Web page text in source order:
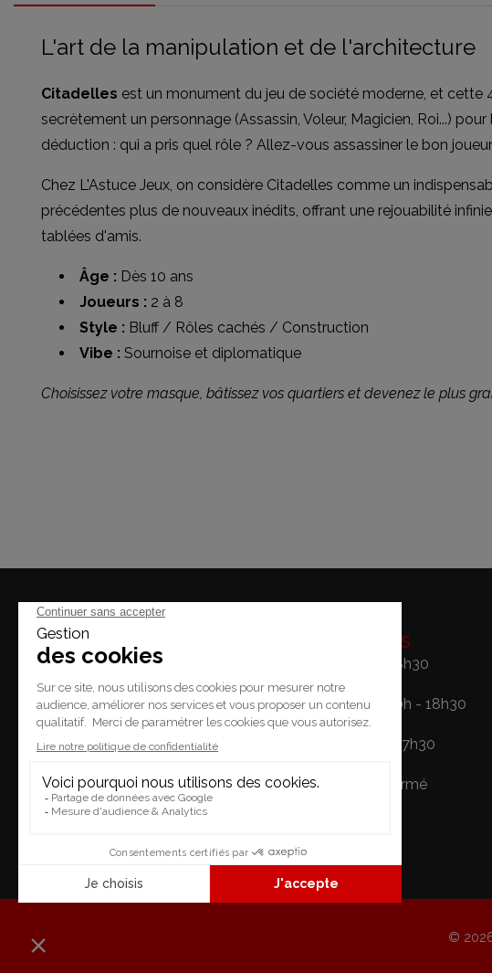
L'art de la manipulation et de l'architecture
Citadelles est un monument du jeu de société moderne, et cette
secrètement un personnage (Assassin, Voleur, Magicien, Roi...)
déduction : qui a pris quel rôle ? Allez-vous assassiner le bon
Chez L'Astuce Jeux, on considère Citadelles comme un
précédentes plus de nouveaux inédits, offrant une rejouabilité
tablées d'amis.
Âge : Dès 10 ans
Joueurs : 2 à 8
Style : Bluff / Rôles cachés / Construction
Vibe : Sournoise et diplomatique
Choisissez votre masque, bâtissez vos quartiers et devenez le plus
Place du Temple 2.
Horaires
Lundi: 14h - 18h30
Mardi / Vendredi: 10h - 18h30
Samedi: 10h - 17h30
Dimanche: Fermé
©